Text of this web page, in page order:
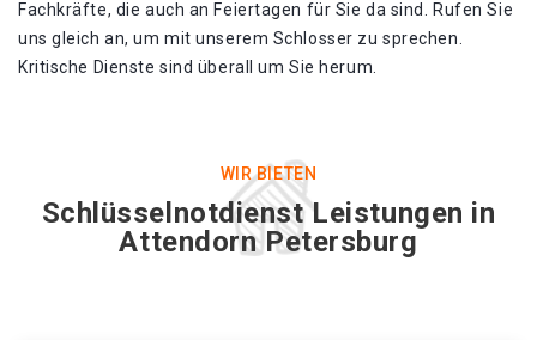
Fachkräfte, die auch an Feiertagen für Sie da sind. Rufen Sie
uns gleich an, um mit unserem Schlosser zu sprechen.
Kritische Dienste sind überall um Sie herum.
WIR BIETEN
Schlüsselnotdienst Leistungen in
Attendorn Petersburg